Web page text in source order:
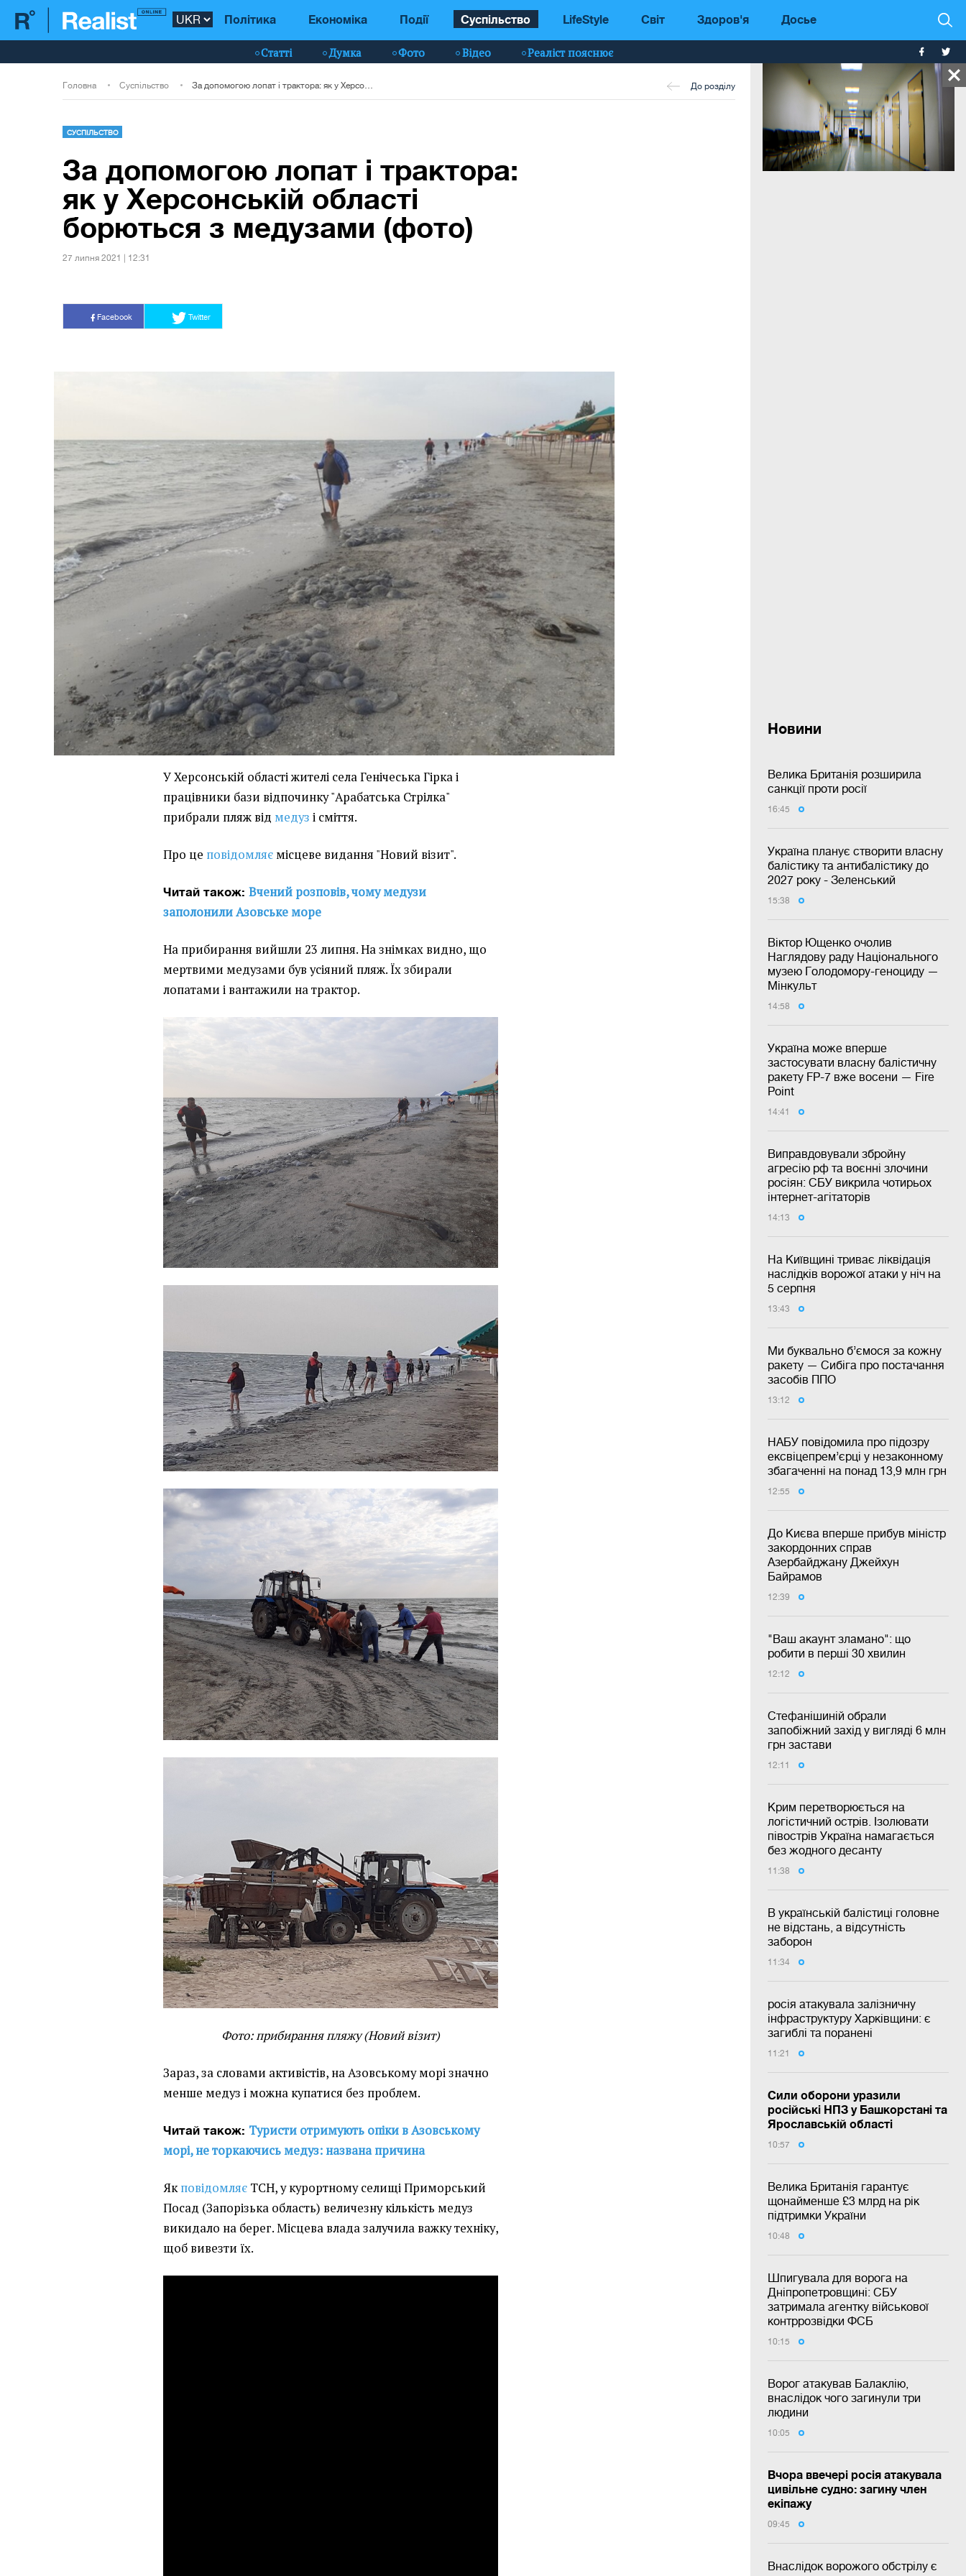
Політика Економіка Події Суспільство LifeStyle Світ Здоров'я Досье
Статті Думка Фото Відео Реаліст пояснює
Новини
Велика Британія розширила
санкції проти росії
16:45
Україна планує створити власну
балістику та антибалістику до
2027 року - Зеленський
15:38
Віктор Ющенко очолив
Наглядову раду Національного
музею Голодомору-геноциду —
Мінкульт
14:58
Україна може вперше
застосувати власну балістичну
ракету FP-7 вже восени — Fire
Point
14:41
Виправдовували збройну
агресію рф та воєнні злочини
росіян: СБУ викрила чотирьох
інтернет-агітаторів
14:13
На Київщині триває ліквідація
наслідків ворожої атаки у ніч на
5 серпня
13:43
Ми буквально б’ємося за кожну
ракету — Сибіга про постачання
засобів ППО
13:12
НАБУ повідомила про підозру
ексвіцепрем’єрці у незаконному
збагаченні на понад 13,9 млн грн
12:55
До Києва вперше прибув міністр
закордонних справ
Азербайджану Джейхун
Байрамов
12:39
"Ваш акаунт зламано": що
робити в перші 30 хвилин
12:12
Стефанішиній обрали
запобіжний захід у вигляді 6 млн
грн застави
12:11
Крим перетворюється на
логістичний острів. Ізолювати
півострів Україна намагається
без жодного десанту
11:38
В українській балістиці головне
не відстань, а відсутність
заборон
11:34
росія атакувала залізничну
інфраструктуру Харківщини: є
загиблі та поранені
11:21
Сили оборони уразили
російські НПЗ у Башкорстані та
Ярославській області
10:57
Велика Британія гарантує
щонайменше £3 млрд на рік
підтримки України
10:48
Шпигувала для ворога на
Дніпропетровщині: СБУ
затримала агентку військової
контррозвідки ФСБ
10:15
Ворог атакував Балаклію,
внаслідок чого загинули три
людини
10:05
Вчора ввечері росія атакувала
цивільне судно: загину член
екіпажу
09:45
Внаслідок ворожого обстрілу є
Головна Суспільство До розділу
СУСПІЛЬСТВО
За допомогою лопат і трактора:
як у Херсонській області
борються з медузами (фото)
27 липня 2021 | 12:31
Facebook Twitter
У Херсонській області жителі села Генічеська Гірка і
працівники бази відпочинку "Арабатська Стрілка"
прибрали пляж від медуз і сміття.
Про це повідомляє місцеве видання "Новий візит".
Читай також:Вчений розповів, чому медузи
заполонили Азовське море
На прибирання вийшли 23 липня. На знімках видно, що
мертвими медузами був усіяний пляж. Їх збирали
лопатами і вантажили на трактор.
Фото: прибирання пляжу (Новий візит)
Зараз, за словами активістів, на Азовському морі значно
менше медуз і можна купатися без проблем.
Читай також: Туристи отримують опіки в Азовському
морі, не торкаючись медуз: названа причина
Якповідомляє ТСН, у курортному селищі Приморський
Посад (Запорізька область) величезну кількість медуз
викидало на берег. Місцева влада залучила важку техніку,
щоб вивезти їх.